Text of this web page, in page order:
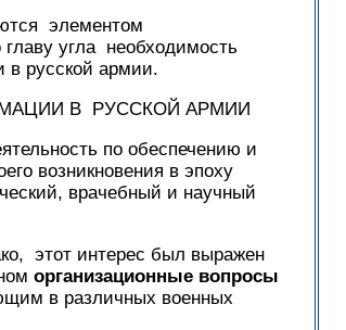
элементом
угла необходимость
в русской армии.
В РУССКОЙ АРМИИ
по обеспечению и
возникновения в эпоху
врачебный и научный
этот интерес был выражен
организационные вопросы
в различных военных